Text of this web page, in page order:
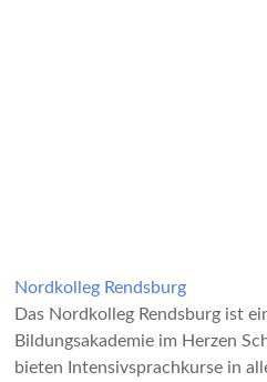
Nordkolleg Rendsburg
Das Nordkolleg Rendsburg ist
Bildungsakademie im Herzen
bieten Intensivsprachkurse in